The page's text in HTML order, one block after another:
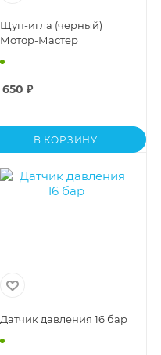
Щуп-игла (черный)
Мотор-Мастер
650 ₽
В КОРЗИНУ
Датчик давления 16 бар